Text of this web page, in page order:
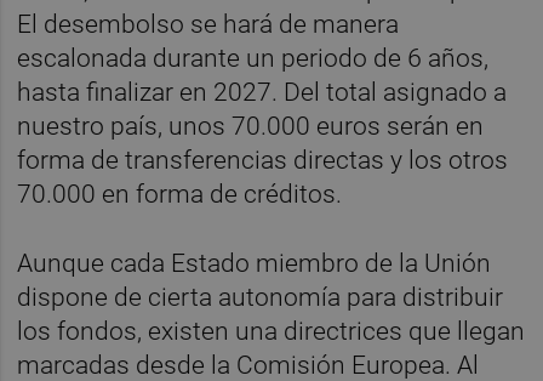
El desembolso se hará de manera
escalonada durante un periodo de 6 años,
hasta finalizar en 2027. Del total asignado a
nuestro país, unos 70.000 euros serán en
forma de transferencias directas y los otros
70.000 en forma de créditos.
Aunque cada Estado miembro de la Unión
dispone de cierta autonomía para distribuir
los fondos, existen una directrices que llegan
marcadas desde la Comisión Europea. Al